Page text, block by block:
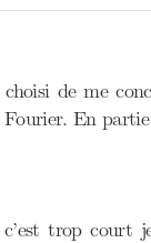
de me
Fourier. En
trop court